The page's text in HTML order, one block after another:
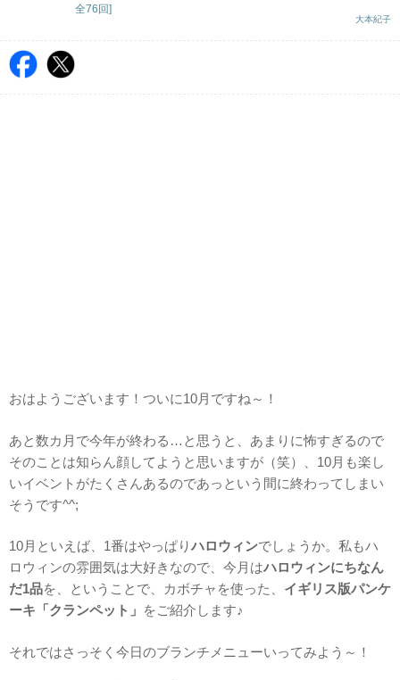
大本紀子
全76回]
おはようございます！ついに10月ですね～！
あと数カ月で今年が終わる…と思うと、あまりに怖すぎるので
そのことは知らん顔してようと思いますが（笑）、10月も楽し
いイベントがたくさんあるのであっという間に終わってしまい
そうです^^;
10月といえば、1番はやっぱりハロウィンでしょうか。私もハ
ロウィンの雰囲気は大好きなので、今月はハロウィンにちなん
だ1品を、ということで、カボチャを使った、 イギリス版パンケ
ーキ「クランペット」 をご紹介します♪
それではさっそく今日のブランチメニューいってみよう～！